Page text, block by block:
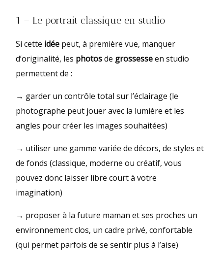
1 – Le portrait classique en studio
Si cette idée peut, à première vue, manquer
d’originalité, les photosde grossesseen studio
permettent de :
→ garder un contrôle total sur l’éclairage (le
photographe peut jouer avec la lumière et les
angles pour créer les images souhaitées)
→ utiliser une gamme variée de décors, de styles et
de fonds (classique, moderne ou créatif, vous
pouvez donc laisser libre court à votre
imagination)
→ proposer à la future maman et ses proches un
environnement clos, un cadre privé, confortable
(qui permet parfois de se sentir plus à l’aise)